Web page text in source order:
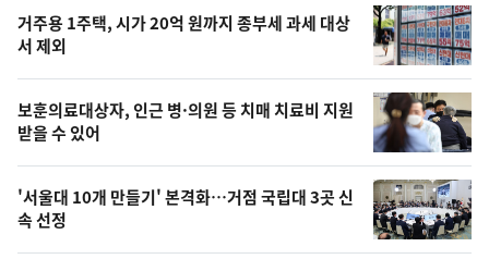
늘
의
영
상
오
늘
거주용 1주택, 시가 20억 원까지 종부세 과세 대상
서 제외
보훈의료대상자, 인근 병·의원 등 치매 치료비 지원
받을 수 있어
'서울대 10개 만들기' 본격화…거점 국립대 3곳 신
속 선정